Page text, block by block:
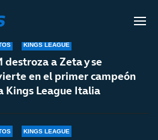
KINGS LEAGUE
destroza a Zeta y se
en el primer campeón
Kings League Italia
KINGS LEAGUE